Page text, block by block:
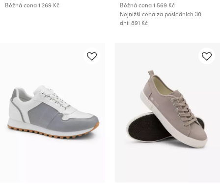
Běžná cena1 269 Kč Běžná cena1 569 Kč
Nejnižší cena za posledních 30
dní: 891 Kč